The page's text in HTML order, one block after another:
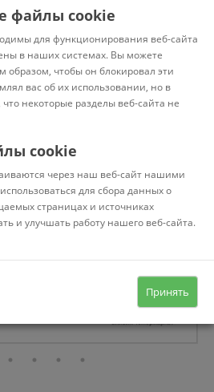
файлы cookie
для функционирования веб-сайта
в наших системах. Вы можете
образом, чтобы он блокировал эти
вас об их использовании, но в
некоторые разделы веб-сайта не
cookie
через наш веб-сайт нашими
для сбора данных о
страницах и источниках
и улучшать работу нашего веб-сайта.
Принять